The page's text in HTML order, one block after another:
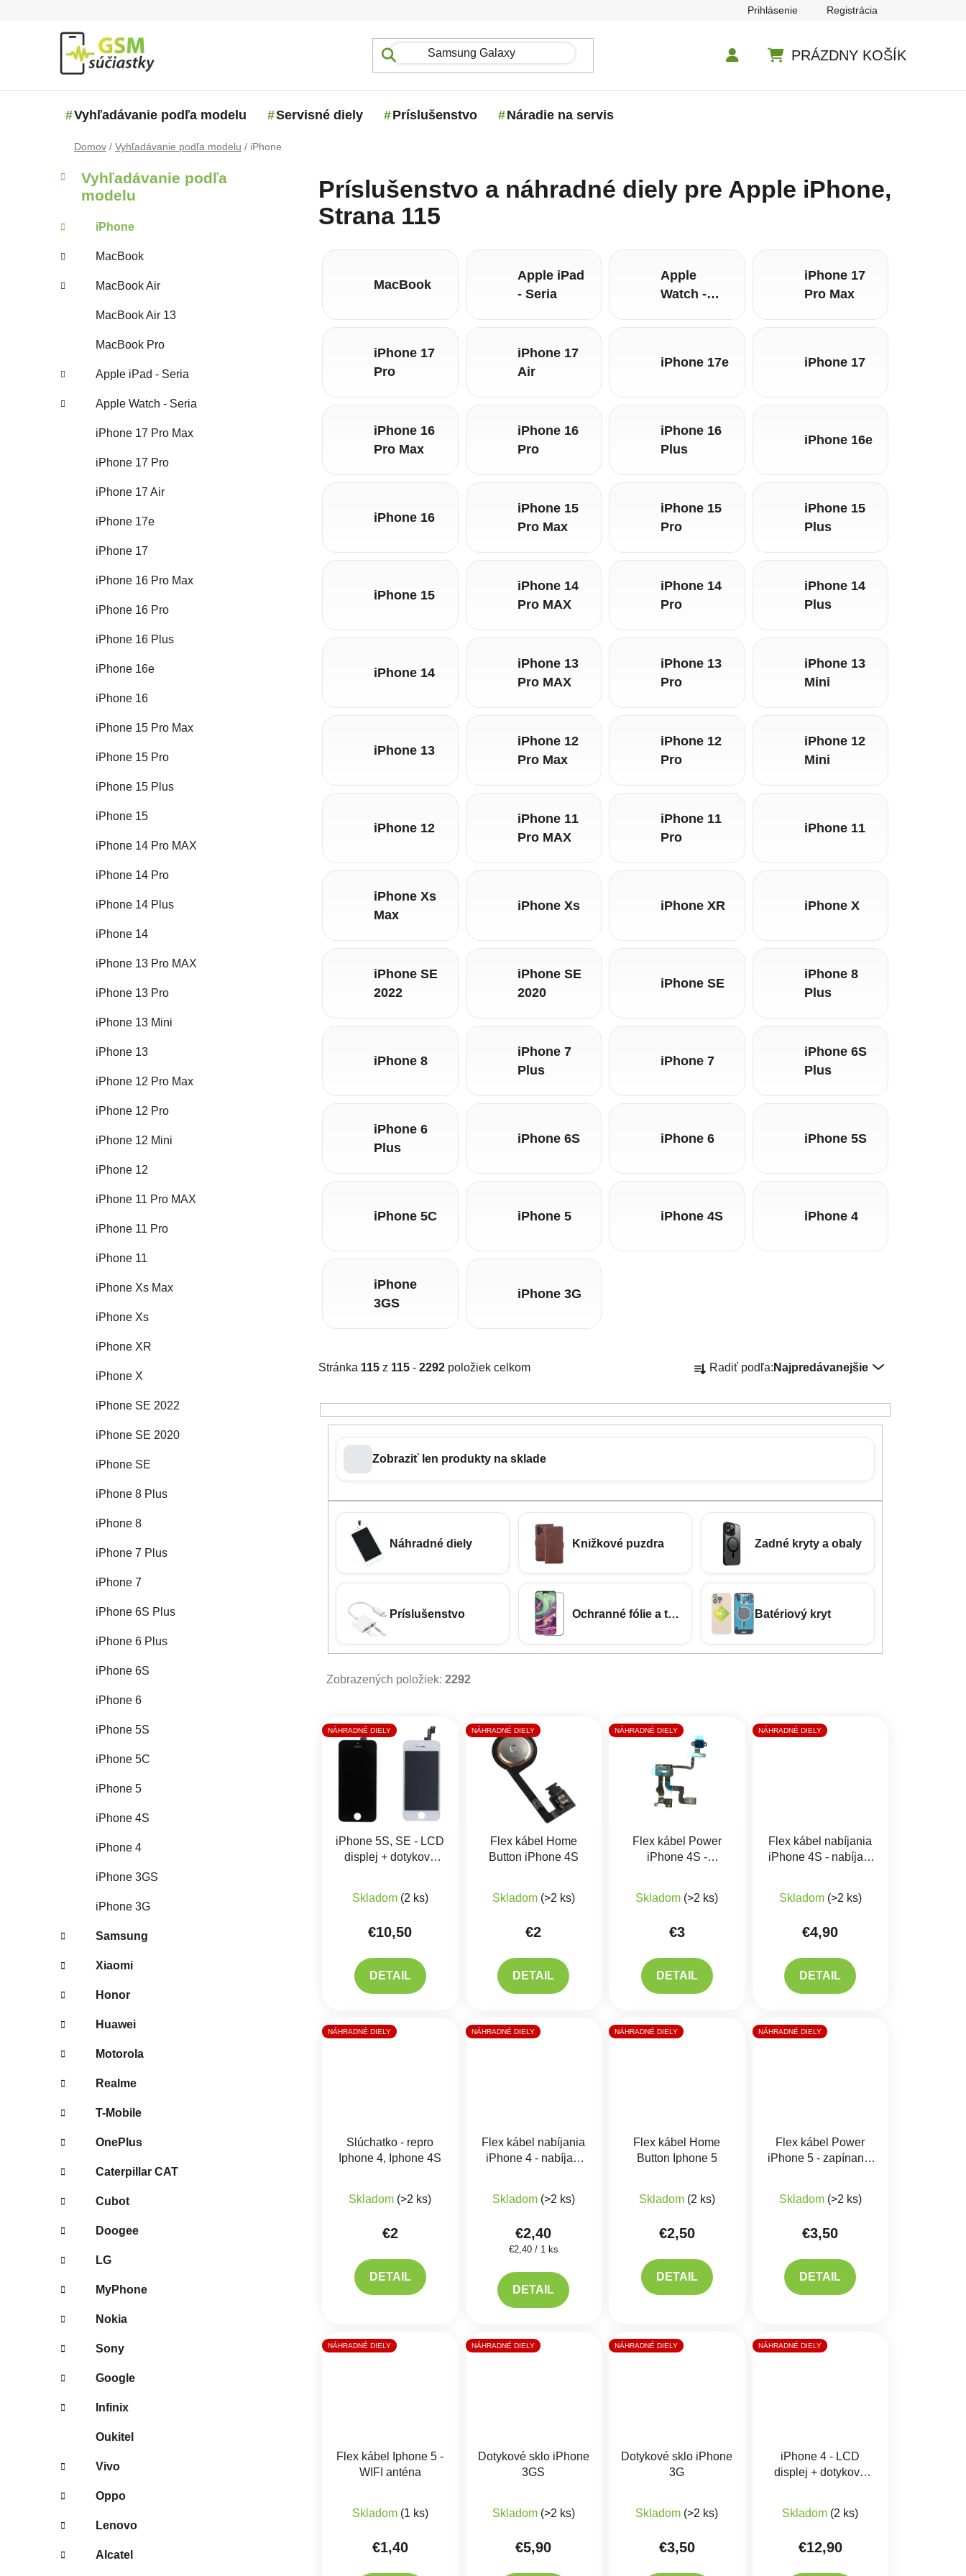
Prihlásenie Registrácia
PRÁZDNY KOŠÍK
Vyhľadávanie podľa modelu Servisné diely Príslušenstvo Náradie na servis
Domov / Vyhľadávanie podľa modelu / iPhone
Bočný panel
Kategórie
Vyhľadávanie podľa
modelu
iPhone
MacBook
MacBook Air
MacBook Air 13
MacBook Pro
Apple iPad - Seria
Apple Watch - Seria
iPhone 17 Pro Max
iPhone 17 Pro
iPhone 17 Air
iPhone 17e
iPhone 17
iPhone 16 Pro Max
iPhone 16 Pro
iPhone 16 Plus
iPhone 16e
iPhone 16
iPhone 15 Pro Max
iPhone 15 Pro
iPhone 15 Plus
iPhone 15
iPhone 14 Pro MAX
iPhone 14 Pro
iPhone 14 Plus
iPhone 14
iPhone 13 Pro MAX
iPhone 13 Pro
iPhone 13 Mini
iPhone 13
iPhone 12 Pro Max
iPhone 12 Pro
iPhone 12 Mini
iPhone 12
iPhone 11 Pro MAX
iPhone 11 Pro
iPhone 11
iPhone Xs Max
iPhone Xs
iPhone XR
iPhone X
iPhone SE 2022
iPhone SE 2020
iPhone SE
iPhone 8 Plus
iPhone 8
iPhone 7 Plus
iPhone 7
iPhone 6S Plus
iPhone 6 Plus
iPhone 6S
iPhone 6
iPhone 5S
iPhone 5C
iPhone 5
iPhone 4S
iPhone 4
iPhone 3GS
iPhone 3G
Samsung
Xiaomi
Honor
Huawei
Motorola
Realme
T-Mobile
OnePlus
Caterpillar CAT
Cubot
Doogee
LG
MyPhone
Nokia
Sony
Google
Infinix
Oukitel
Vivo
Oppo
Lenovo
Alcatel
Príslušenstvo a náhradné diely pre Apple iPhone,
Strana 115
MacBook
Apple iPad
- Seria
Apple
Watch -
iPhone 17
Pro Max
iPhone 17
Pro
iPhone 17
Air
iPhone 17e iPhone 17
iPhone 16
Pro Max
iPhone 16
Pro
iPhone 16
Plus
iPhone 16e
iPhone 16
iPhone 15
Pro Max
iPhone 15
Pro
iPhone 15
Plus
iPhone 15
iPhone 14
Pro MAX
iPhone 14
Pro
iPhone 14
Plus
iPhone 14
iPhone 13
Pro MAX
iPhone 13
Pro
iPhone 13
Mini
iPhone 13
iPhone 12
Pro Max
iPhone 12
Pro
iPhone 12
Mini
iPhone 12
iPhone 11
Pro MAX
iPhone 11
Pro
iPhone 11
iPhone Xs
Max
iPhone Xs iPhone XR iPhone X
iPhone SE
2022
iPhone SE
2020
iPhone SE
iPhone 8
Plus
iPhone 8
iPhone 7
Plus
iPhone 7
iPhone 6S
Plus
iPhone 6
Plus
iPhone 6S iPhone 6 iPhone 5S
iPhone 5C iPhone 5 iPhone 4S iPhone 4
iPhone
3GS
iPhone 3G
Stránka 115 z 115 - 2292 položiek celkom Radiť podľa: Najpredávanejšie
Zobraziť len produkty na sklade
Náhradné diely Knižkové puzdra Zadné kryty a obaly
Príslušenstvo Ochranné fólie a tvrdené sklá Batériový kryt
Zobrazených položiek: 2292
Výpis produktov
NÁHRADNÉ DIELY
iPhone 5S, SE - LCD
displej + dotykové
Skladom (2 ks)
€10,50
DETAIL
NÁHRADNÉ DIELY
Flex kábel Home
Button iPhone 4S
Skladom (>2 ks)
€2
DETAIL
NÁHRADNÉ DIELY
Flex kábel Power
iPhone 4S -
Skladom (>2 ks)
€3
DETAIL
NÁHRADNÉ DIELY
Flex kábel nabíjania
iPhone 4S - nabíjací
Skladom (>2 ks)
€4,90
DETAIL
NÁHRADNÉ DIELY
Slúchatko - repro
Iphone 4, Iphone 4S
Skladom (>2 ks)
€2
DETAIL
NÁHRADNÉ DIELY
Flex kábel nabíjania
iPhone 4 - nabíjací
Skladom (>2 ks)
€2,40
Jednotková cena:
€2,40 / 1 ks
DETAIL
NÁHRADNÉ DIELY
Flex kábel Home
Button Iphone 5
Skladom (2 ks)
€2,50
DETAIL
NÁHRADNÉ DIELY
Flex kábel Power
iPhone 5 - zapínania
Skladom (>2 ks)
€3,50
DETAIL
NÁHRADNÉ DIELY
Flex kábel Iphone 5 -
WIFI anténa
Skladom (1 ks)
€1,40
NÁHRADNÉ DIELY
Dotykové sklo iPhone
3GS
Skladom (>2 ks)
€5,90
NÁHRADNÉ DIELY
Dotykové sklo iPhone
3G
Skladom (>2 ks)
€3,50
NÁHRADNÉ DIELY
iPhone 4 - LCD
displej + dotykové
Skladom (2 ks)
€12,90